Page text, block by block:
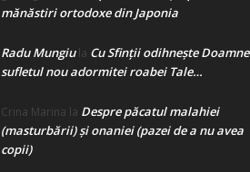
mănăstiri ortodoxe din Japonia
Radu Mungiula Cu Sfinții odihnește Doamne
sufletul nou adormitei roabei Tale…
Crina Marina la Despre păcatul malahiei
(masturbării) şi onaniei (pazei de a nu avea
copii)